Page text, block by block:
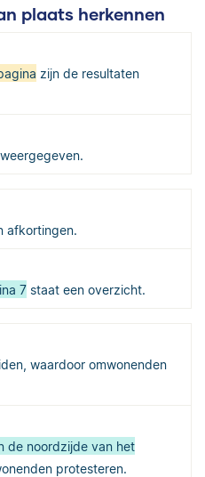
plaats herkennen
zijn de resultaten
afkortingen.
7 staat een overzicht.
waardoor omwonenden
de noordzijde van het
protesteren.